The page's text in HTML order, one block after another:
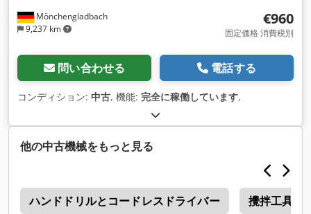
Mönchengladbach
9,237 km
€960
固定価格 消費税別
問い合わせる 電話する
コンディション: 中古, 機能: 完全に稼働しています,
他の中古機械をもっと見る
ハンドドリルとコードレスドライバー 攪拌工具